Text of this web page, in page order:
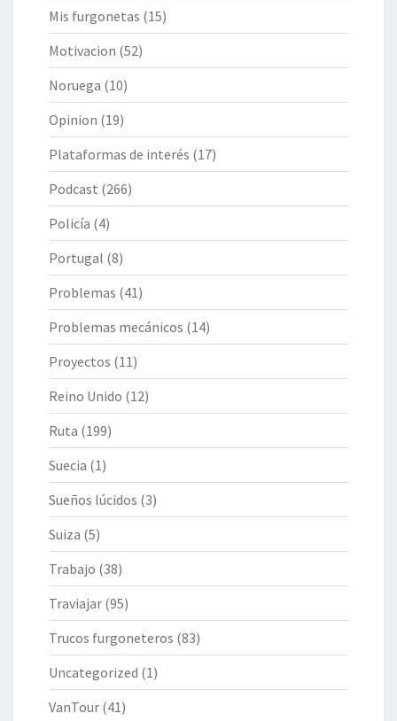
Mis furgonetas (15)
Motivacion (52)
Noruega (10)
Opinion (19)
Plataformas de interés (17)
Podcast (266)
Policía (4)
Portugal (8)
Problemas (41)
Problemas mecánicos (14)
Proyectos (11)
Reino Unido (12)
Ruta (199)
Suecia (1)
Sueños lúcidos (3)
Suiza (5)
Trabajo (38)
Traviajar (95)
Trucos furgoneteros (83)
Uncategorized (1)
VanTour (41)